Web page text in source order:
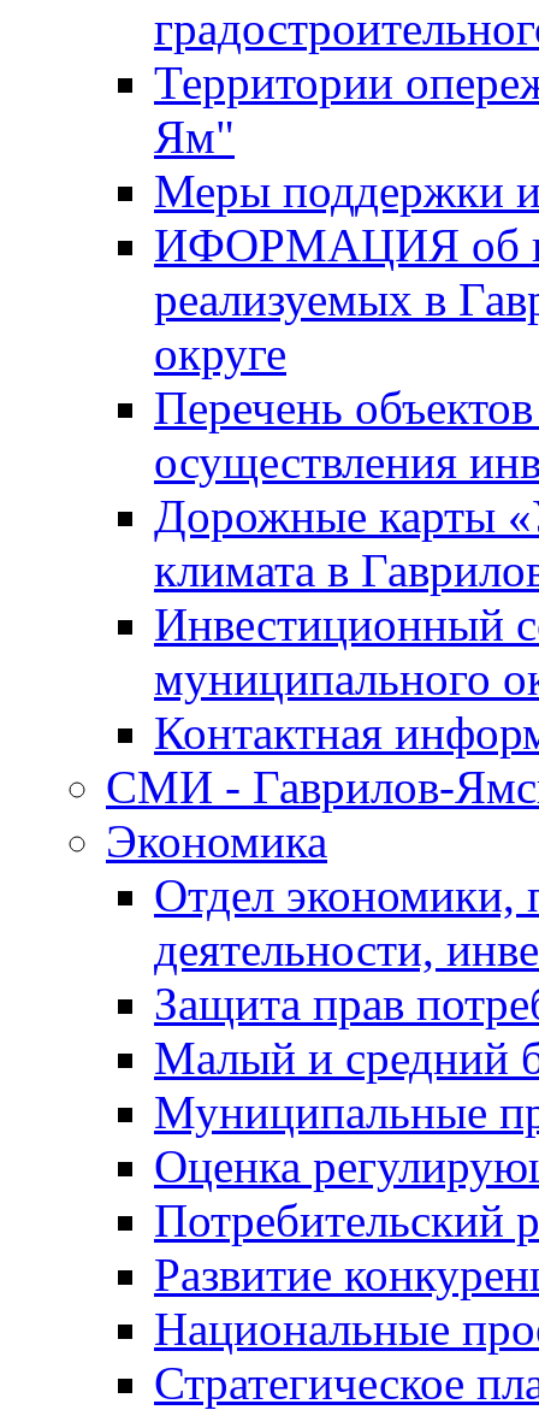
Территории
Ям"
Меры поддержки
ИФОРМАЦИЯ об
реализуемых в
округе
Перечень
осуществления
Дорожные карты
климата в
Инвестиционный
муниципального
Контактная
СМИ - Гаврилов-
Экономика
Отдел экономики,
деятельности,
Защита прав
Малый и средний
Муниципальные
Оценка
Потребительский
Развитие
Национальные
Стратегическое